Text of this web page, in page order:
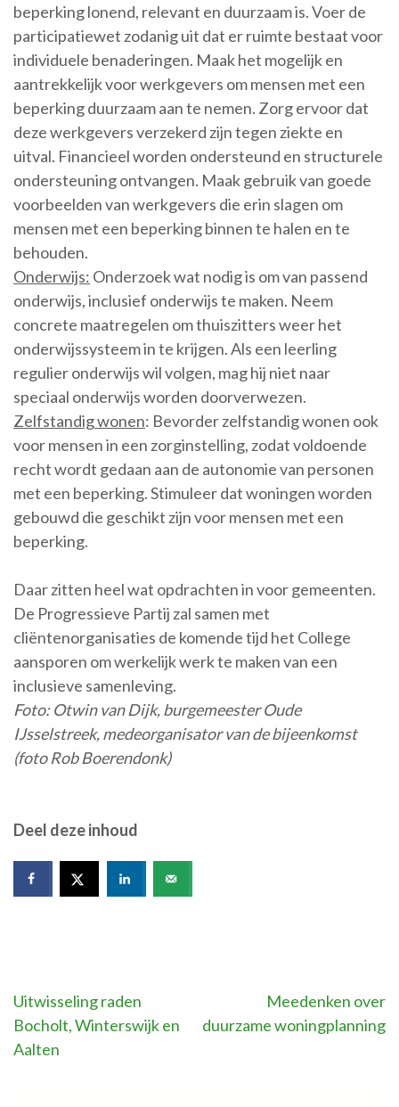
beperking lonend, relevant en duurzaam is. Voer de
participatiewet zodanig uit dat er ruimte bestaat voor
individuele benaderingen. Maak het mogelijk en
aantrekkelijk voor werkgevers om mensen met een
beperking duurzaam aan te nemen. Zorg ervoor dat
deze werkgevers verzekerd zijn tegen ziekte en
uitval. Financieel worden ondersteund en structurele
ondersteuning ontvangen. Maak gebruik van goede
voorbeelden van werkgevers die erin slagen om
mensen met een beperking binnen te halen en te
behouden.
Onderwijs: Onderzoek wat nodig is om van passend
onderwijs, inclusief onderwijs te maken. Neem
concrete maatregelen om thuiszitters weer het
onderwijssysteem in te krijgen. Als een leerling
regulier onderwijs wil volgen, mag hij niet naar
speciaal onderwijs worden doorverwezen.
Zelfstandig wonen: Bevorder zelfstandig wonen ook
voor mensen in een zorginstelling, zodat voldoende
recht wordt gedaan aan de autonomie van personen
met een beperking. Stimuleer dat woningen worden
gebouwd die geschikt zijn voor mensen met een
beperking.
Daar zitten heel wat opdrachten in voor gemeenten.
De Progressieve Partij zal samen met
cliëntenorganisaties de komende tijd het College
aansporen om werkelijk werk te maken van een
inclusieve samenleving.
Foto: Otwin van Dijk, burgemeester Oude
IJsselstreek, medeorganisator van de bijeenkomst
(foto Rob Boerendonk)
Deel deze inhoud
Bericht
navigatie
Uitwisseling raden
Bocholt, Winterswijk en
Aalten
Meedenken over
duurzame woningplanning